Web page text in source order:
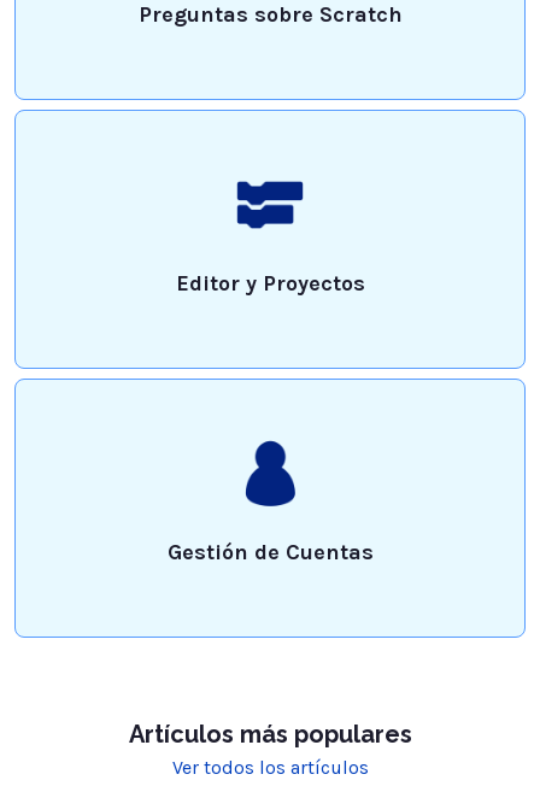
Preguntas sobre Scratch
Editor y Proyectos
Gestión de Cuentas
Artículos más populares
Ver todos los artículos